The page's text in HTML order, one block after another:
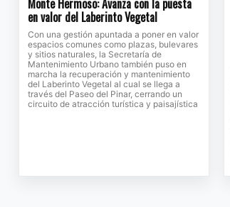
Monte Hermoso: Avanza con la puesta
en valor del Laberinto Vegetal
Con una gestión apuntada a poner en valor
espacios comunes como plazas, bulevares
y sitios naturales, la Secretaría de
Mantenimiento Urbano también puso en
marcha la recuperación y mantenimiento
del Laberinto Vegetal al cual se llega a
través del Paseo del Pinar, cerrando un
circuito de atracción turística y paisajística